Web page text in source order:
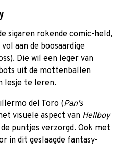
sigaren rokende comic-held,
aan de boosaardige
Die wil een leger van
uit de mottenballen
lesje te leren.
del Toro (Pan's
visuele aspect van Hellboy
puntjes verzorgd. Ook met
in dit geslaagde fantasy-